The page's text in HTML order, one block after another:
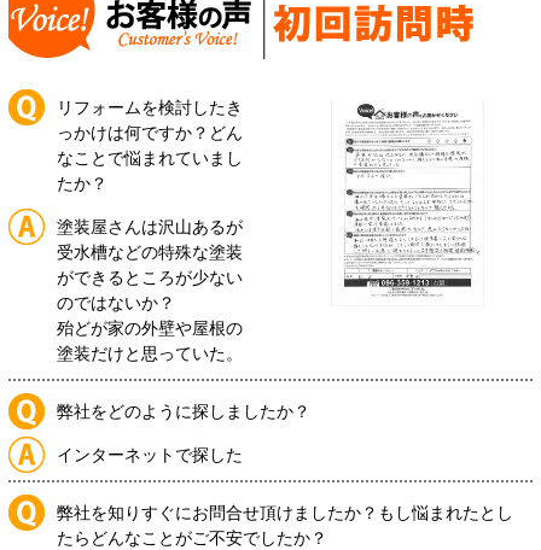
リフォームを検討したき
っかけは何ですか？どん
なことで悩まれていまし
たか？
塗装屋さんは沢山あるが
受水槽などの特殊な塗装
ができるところが少ない
のではないか？
殆どが家の外壁や屋根の
塗装だけと思っていた。
弊社をどのように探しましたか？
インターネットで探した
弊社を知りすぐにお問合せ頂けましたか？もし悩まれたとし
たらどんなことがご不安でしたか？